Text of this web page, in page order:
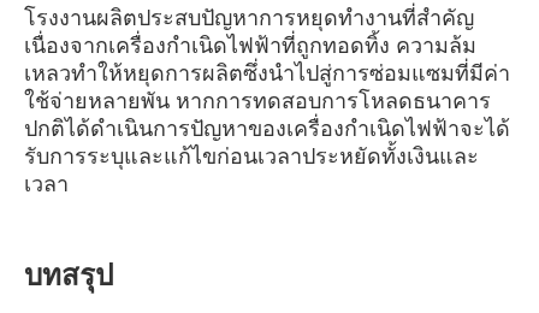
โรงงานผลิตประสบปัญหาการหยุดทำงานที่สำคัญ
เนื่องจากเครื่องกำเนิดไฟฟ้าที่ถูกทอดทิ้ง ความล้ม
เหลวทำให้หยุดการผลิตซึ่งนำไปสู่การซ่อมแซมที่มีค่า
ใช้จ่ายหลายพัน หากการทดสอบการโหลดธนาคาร
ปกติได้ดำเนินการปัญหาของเครื่องกำเนิดไฟฟ้าจะได้
รับการระบุและแก้ไขก่อนเวลาประหยัดทั้งเงินและ
เวลา
บทสรุป